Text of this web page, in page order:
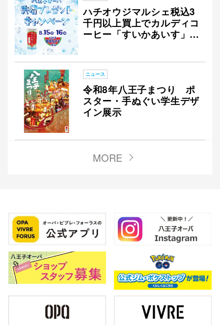
ハチオウジマルシェ税込3
千円以上買上でカルディコ
ーヒー「すいかあいす」プ
ニュース
令和8年八王子まつり ポ
スター・手ぬぐい学生デザ
イン展示
MORE